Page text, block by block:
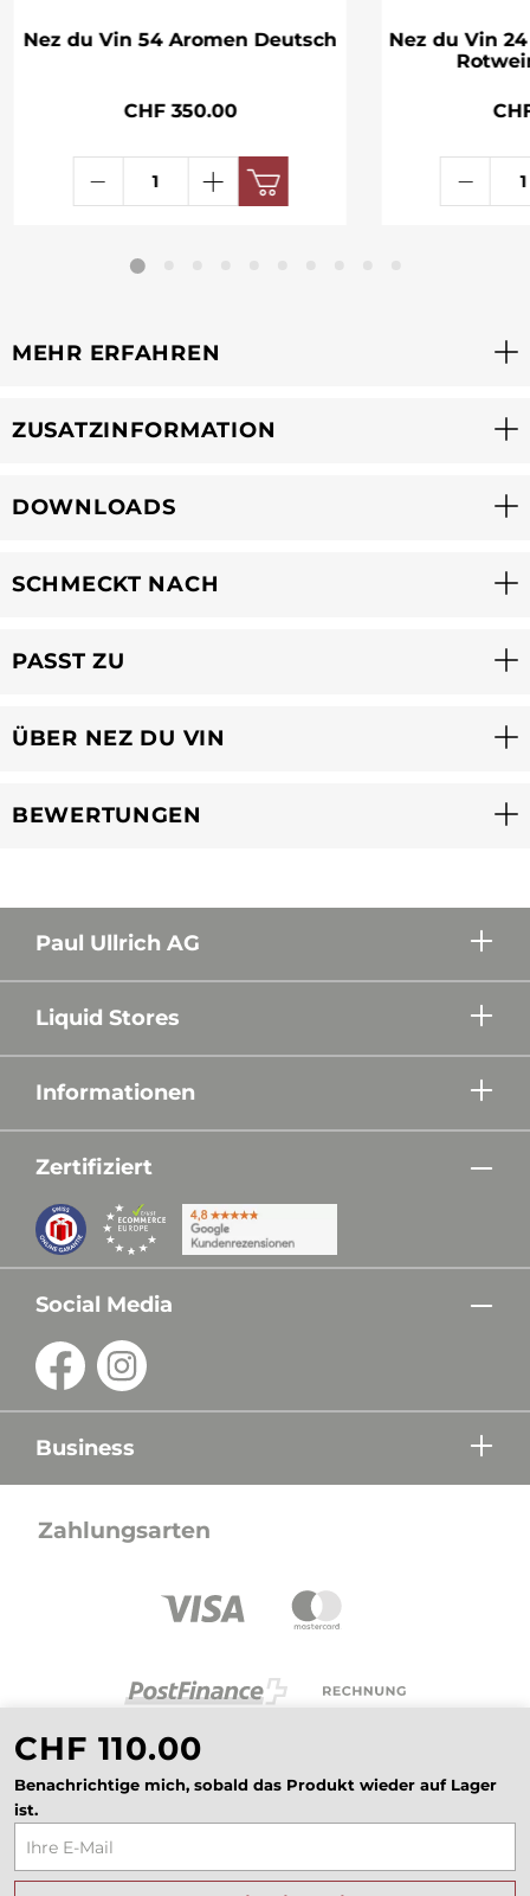
CHF 110.00
Benachrichtige mich, sobald das Produkt wieder auf Lager
ist.
Nez du Vin 54 Aromen Deutsch
CHF 350.00
Nez du Vin
MEHR ERFAHREN
ZUSATZINFORMATION
DOWNLOADS
SCHMECKT NACH
PASST ZU
ÜBER NEZ DU VIN
BEWERTUNGEN
Paul Ullrich AG
Liquid Stores
Informationen
Zertifiziert
Social Media
Business
Zahlungsarten
Alle Preise in CHF inkl. Mehrwertsteuer zzgl.
Versandkosten wenn nicht anders beschrieben.